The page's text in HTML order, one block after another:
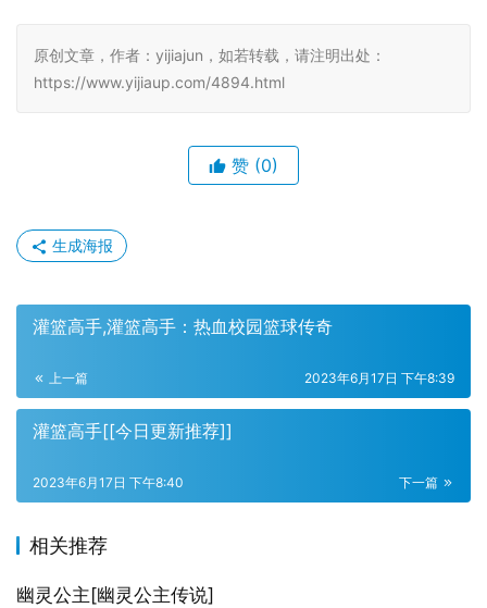
原创文章，作者：yijiajun，如若转载，请注明出处：
https://www.yijiaup.com/4894.html
赞 (0)
生成海报
灌篮高手,灌篮高手：热血校园篮球传奇
上一篇 2023年6月17日 下午8:39
灌篮高手[[今日更新推荐]]
下一篇
2023年6月17日 下午8:40
相关推荐
幽灵公主[幽灵公主传说]